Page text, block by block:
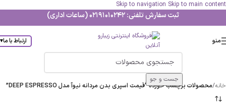
Skip to navigation Skip to main content
ثبت سفارش تلفنی: 02191010242 (ساعات اداری)
منو ارتباط با ما▾
جست و جو
خانه/محصولات برچسب خورده “قیمت اسپری بدن مردانه نیوآ مدل DEEP ESPRESSO”